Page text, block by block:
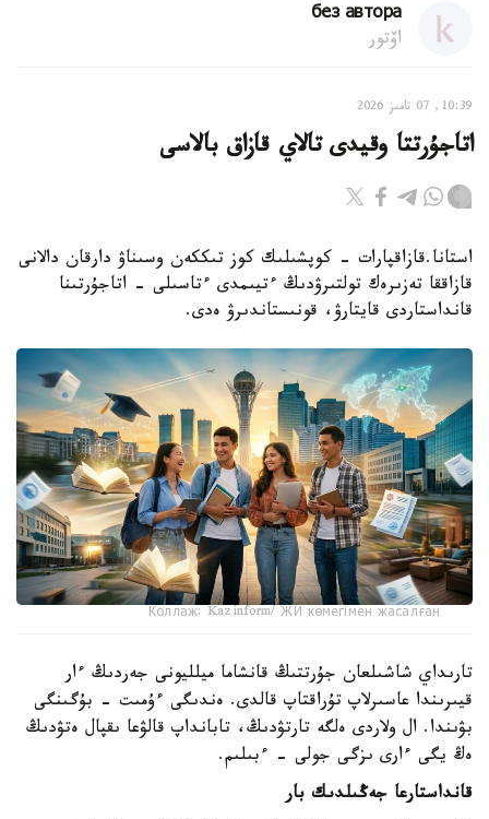
без автора
اۆتور
10:39, 07 تامىز 2026
اتاجۇرتتا وقيدى تالاي قازاق بالاسى
استانا.قازاقپارات - كوپشىلىك كوز تىككەن وسىناۋ دارقان دالانى
قازاققا تەزىرەك تولتىرۋدىڭ ءتيىمدى ءتاسىلى - اتاجۇرتىنا
قانداستاردى قايتارۋ، قونىستاندىرۋ ەدى.
Коллаж: Kazinform/ ЖИ көмегімен жасалған
تارىداي شاشىلعان جۇرتتىڭ قانشاما ميلليونى جەردىڭ ءار
قيىرىندا عاسىرلاپ تۇراقتاپ قالدى. ەندىگى ءۇمىت - بۇگىنگى
بۋىندا. ال ولاردى ەلگە تارتۋدىڭ، تابانداپ قالۋعا ىقپال ەتۋدىڭ
ەڭ يگى ءارى ىزگى جولى - ءبىلىم.
قانداستارعا جەڭىلدىك بار